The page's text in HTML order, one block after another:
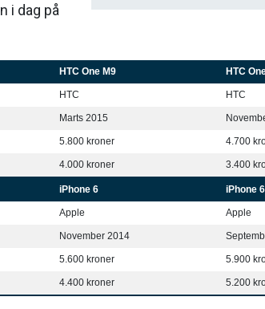
i dag på
HTC One M9 HTC
HTC HTC
Marts 2015
5.800 kroner 4.700
4.000 kroner 3.400
iPhone 6 iPhone
Apple Apple
November 2014
5.600 kroner 5.900
4.400 kroner 5.200